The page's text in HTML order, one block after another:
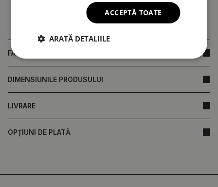
FAQ
DIMENSIUNILE PRODUSULUI
LIVRARE
OPȚIUNI DE PLATĂ
ACCEPTĂ TOATE
ARATĂ DETALIILE